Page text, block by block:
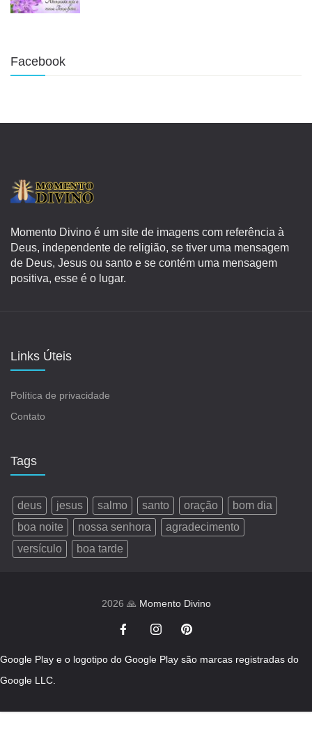
Facebook
Momento Divino é um site de imagens com referência à
Deus, independente de religião, se tiver uma mensagem
de Deus, Jesus ou santo e se contém uma mensagem
positiva, esse é o lugar.
Links Úteis
Política de privacidade
Contato
Tags
deus jesus salmo santo oração
bom dia
boa noite
nossa senhora
agradecimento
versículo
boa tarde
2026 🙏 Momento Divino
Google Play e o logotipo do Google Play são marcas registradas do
Google LLC.